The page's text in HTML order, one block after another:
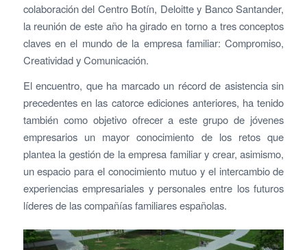
colaboración del Centro Botín, Deloitte y Banco Santander,
la reunión de este año ha girado en torno a tres conceptos
claves en el mundo de la empresa familiar: Compromiso,
Creatividad y Comunicación.
El encuentro, que ha marcado un récord de asistencia sin
precedentes en las catorce ediciones anteriores, ha tenido
también como objetivo ofrecer a este grupo de jóvenes
empresarios un mayor conocimiento de los retos que
plantea la gestión de la empresa familiar y crear, asimismo,
un espacio para el conocimiento mutuo y el intercambio de
experiencias empresariales y personales entre los futuros
líderes de las compañías familiares españolas.